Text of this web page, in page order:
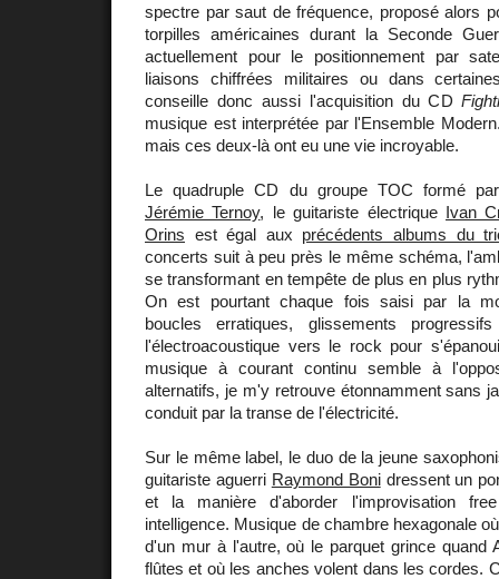
spectre par saut de fréquence, proposé alors
torpilles américaines durant la Seconde
actuellement pour le positionnement par
liaisons chiffrées militaires ou dans
conseille donc aussi l'acquisition du CD
musique est interprétée par l'Ensemble
mais ces deux-là ont eu une vie incroyable.
Le quadruple CD du groupe TOC formé
Jérémie Ternoy, le guitariste électrique Ivan
Orins est égal aux précédents albums du
concerts suit à peu près le même schéma,
se transformant en tempête de plus en plus
On est pourtant chaque fois saisi par la
boucles erratiques, glissements
l'électroacoustique vers le rock pour
musique à courant continu semble à
alternatifs, je m'y retrouve étonnamment sans
conduit par la transe de l'électricité.
Sur le même label, le duo de la jeune
guitariste aguerri Raymond Bonidressent un
et la manière d'aborder l'improvisation
intelligence. Musique de chambre hexagonale
d'un mur à l'autre, où le parquet grince quand
flûtes et où les anches volent dans les cordes.